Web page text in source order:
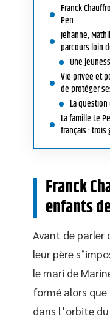
Franck
Pen
Jehanne,
parcours loin
Une
Vie privée et
de protéger
La
La famille Le
français :
Franck
enfants
Avant de parler
leur père
le mari de
formé alors que
dans l’orbite